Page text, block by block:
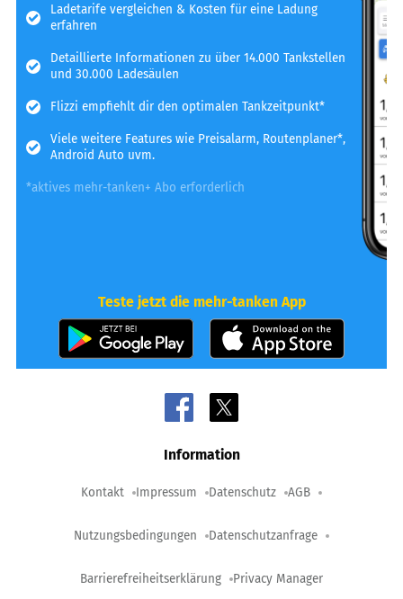
Ladetarife vergleichen & Kosten für eine Ladung
erfahren
Detaillierte Informationen zu über 14.000 Tankstellen
und 30.000 Ladesäulen
Flizzi empfiehlt dir den optimalen Tankzeitpunkt*
Viele weitere Features wie Preisalarm, Routenplaner*,
Android Auto uvm.
*aktives mehr-tanken+ Abo erforderlich
Teste jetzt die mehr-tanken App
Information
Kontakt Impressum Datenschutz AGB
Nutzungsbedingungen Datenschutzanfrage
Barrierefreiheitserklärung Privacy Manager